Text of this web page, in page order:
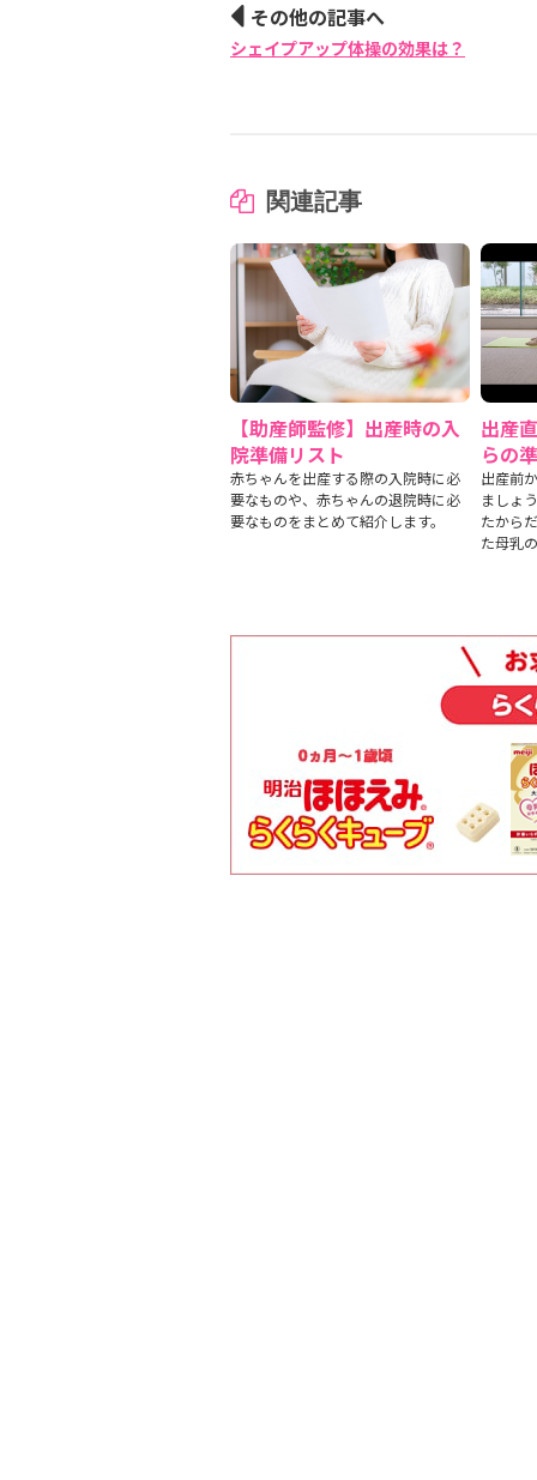
その他の記事へ
シェイプアップ体操の効果は？
関連記事
【助産師監修】出産時の入
院準備リスト
赤ちゃんを出産する際の入院時に必
要なものや、赤ちゃんの退院時に必
要なものをまとめて紹介します。
出産
らの
出産前
ましょ
たから
た母乳